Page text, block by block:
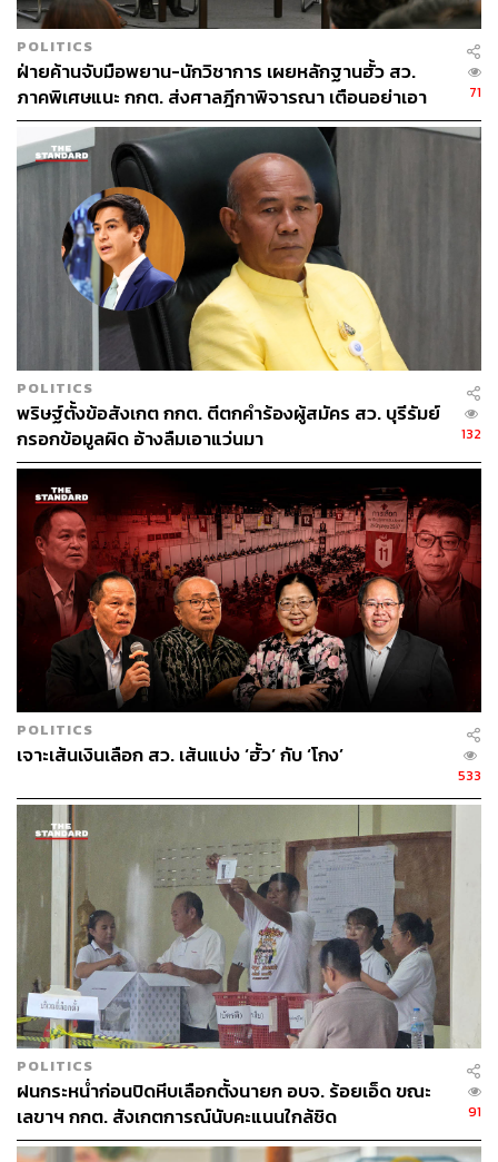
ส่วนอีก 4 เรื่องในลักษณะเดียวกัน กกต. สั่งให้ยุติเรื่อง ได้แก่
เชียงราย ประจวบคีรีขันธ์ สระแก้ว พิษณุโลก เป็นกรณีที่ผู้มา
แสดงตนใช้สิทธิไม่ตรงกับจำนวนบัตรที่ใช้ลงคะแนน แต่ที่สั่ง
ยุติเรื่อง 4 เรื่องนั้น เพราะพบสาเหตุที่ยอดบัตรไม่ตรงกัน กกต.
จึงสั่งยุติเรื่อง เพราะไม่ทำให้การเลือกตั้งไม่สุจริต และการนับ
คะแนนไม่ถูกต้อง ส่วนที่สั่งให้เลือกตั้งใหม่ และลงคะแนน
ใหม่ เป็นกรณีที่หาเหตุไม่ได้
ตัวอย่างเช่น ที่ จ.ประจวบคีรีขันธ์ ผู้มีสิทธิเลือกตั้งใช้ใบขับขี่
และสำเนาบัตรประชาชนกระดาษ A4 เมื่อใช้สิทธิเสร็จอาจจะ
ด้วยความรีบร้อนก็พับกระดาษ A4 ใส่หีบเลือกตั้ง และนำบัตร
เลือกตั้งออกไปนอกหน่วย พอเราเปิดหีบนับคะแนนก็พบ
กระดาษ A4 ที่เป็นสำเนาบัตรประชาชน ส่วนบัตรเลือกตั้งไป
อยู่ในรถ ทางกรรมการประจำหน่วยจึงไปแจ้งความดำเนินคดี
และผู้มีสิทธิเลือกตั้งคนดังกล่าวก็ไปรายงานตัวเรียบร้อยแล้ว
ส่วนกรณีข้อวิพากษ์วิจารณ์เกี่ยวกับการเลือกตั้งทั่วไปเมื่อวัน
ที่ 24 มีนาคม 2562 โดยสำนัก กกต. ได้รวบรวมการแสดง
ความเห็นผ่านสื่อต่างๆ แยกเป็น 3 กลุ่ม
กลุ่มแรกคือ ‘เรื่องเป็นเท็จ’ กรณีกล่าวหา กกต. ว่าจะให้
ใบแดงผู้สมัครในหลายเขต ซึ่งสำนักงาน กกต. ได้ไปแจ้ง
ความดำเนินคดีแล้วหลายราย
กลุ่มที่สองคือ ‘เรื่องจริงบางส่วน’ กรณีนำความจริงส่วนเดียว
มานำเสนอส่วนเดียวให้เกิดความเข้าใจผิด เช่น การนับ
คะแนนและขานคะแนนของกรรมการประจำหน่วยเลือกตั้ง
(กปน.) ซึ่งสำนักงาน กกต. ได้ชี้แจงไปแล้ว
กลุ่มที่สามคือ ‘เรื่องจริงแต่ไม่ได้ตรวจสอบว่าเป็นการดำเนิน
การเกี่ยวกับเรื่องอะไร’ กรณีเช่น สายรัดหีบบัตร การรอส่ง
อุปกรณ์ของกรรมการประจำหน่วย ซึ่งทั้งหมดนี้ กกต. ได้
ชี้แจงเป็นข่าวแจก และเผยแพร่ในเว็บไซต์ของ กกต. ซึ่ง
ประชาชนสามารถตรวจสอบได้ทุกเรื่อง ส่วนบางเรื่องก็ต้อง
รอขั้นตอนตามกฎหมายในการตรวจสอบอยู่บ้าง เราไม่
สามารถตอบเลยได้ทันที
ภาพ:Facebook Live Thaipbs
พิสูจน์อักษร:ลักษณ์นารา พักตร์เพียงจันทร์
TAGS: สำนักงานคณะกรรมการการเลือกตั้ง (กกต.)
POLITICS
ฝ่ายค้านจับมือพยาน-นักวิชาการ เผยหลักฐานฮั้ว สว.
ภาคพิเศษแนะ กกต. ส่งศาลฎีกาพิจารณา เตือนอย่าเอา
ตัวเป็นตู้รับกระสุนแทน
71
POLITICS
พริษฐ์ตั้งข้อสังเกต กกต. ตีตกคำร้องผู้สมัคร สว. บุรีรัมย์
กรอกข้อมูลผิด อ้างลืมเอาแว่นมา
132
POLITICS
เจาะเส้นเงินเลือก สว. เส้นแบ่ง ‘ฮั้ว’ กับ ‘โกง’
533
POLITICS
ฝนกระหน่ำก่อนปิดหีบเลือกตั้งนายก อบจ. ร้อยเอ็ด ขณะ
เลขาฯ กกต. สังเกตการณ์นับคะแนนใกล้ชิด
91